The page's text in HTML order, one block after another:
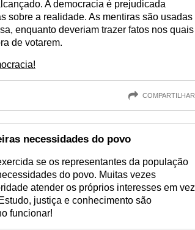
A democracia é prejudicada
sobre a realidade. As mentiras são usadas
enquanto deveriam trazer fatos nos quais
de votarem.
COMPARTILHAR
necessidades do povo
se os representantes da população
do povo. Muitas vezes
atender os próprios interesses em vez
justiça e conhecimento são
funcionar!